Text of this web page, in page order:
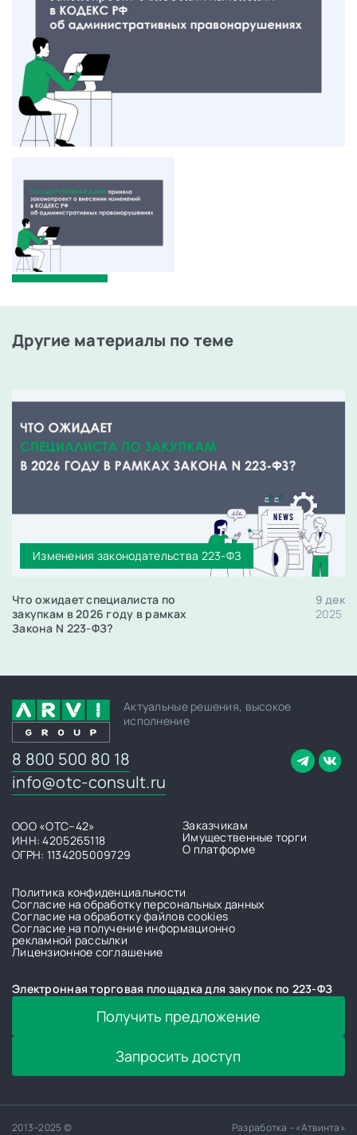
Другие материалы по теме
Изменения законодательства 223-ФЗ
Что ожидает специалиста по
закупкам в 2026 году в рамках
Закона N 223-ФЗ?
9 дек
2025
Актуальные решения, высокое
исполнение
8 800 500 80 18
info@otc-consult.ru
Политика конфиденциальности
Согласие на обработку персональных данных
Согласие на обработку файлов cookies
Согласие на получение информационно
рекламной рассылки
Лицензионное соглашение
ООО «ОТС–42»
ИНН: 4205265118
ОГРН: 1134205009729
Заказчикам
Имущественные торги
О платформе
Электронная торговая площадка для закупок по 223-ФЗ
Получить предложение
Запросить доступ
2013–2025 © Разработка – «Атвинта»